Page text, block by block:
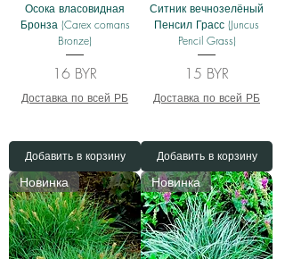
Осока власовидная
Бронза (Carex comans
Bronze)
Цена
16 BYR
Доставка по всей РБ
Добавить в корзину
Ситник вечнозелёный
Пенсил Грасс (Juncus
Pencil Grass)
Цена
15 BYR
Доставка по всей РБ
Добавить в корзину
Новинка Новинка